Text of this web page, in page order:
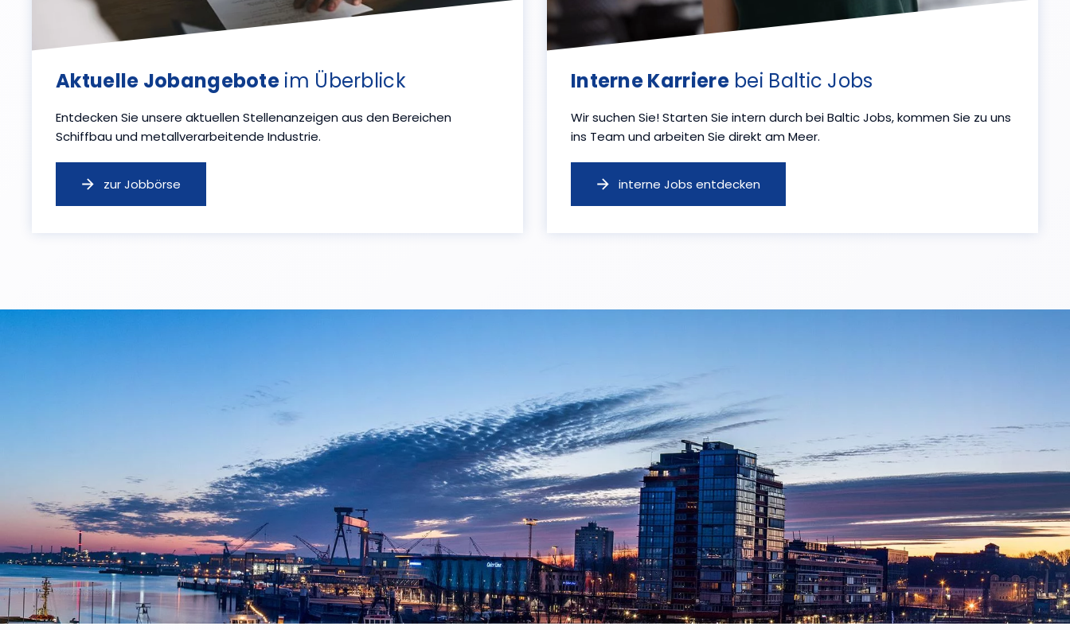
Aktuelle Jobangebote im Überblick
Entdecken Sie unsere aktuellen Stellenanzeigen aus den Bereichen
Schiffbau und metallverarbeitende Industrie.
zur Jobbörse
Interne Karrierebei Baltic Jobs
Wir suchen Sie! Starten Sie intern durch bei Baltic Jobs, kommen Sie zu uns
ins Team und arbeiten Sie direkt am Meer.
interne Jobs entdecken